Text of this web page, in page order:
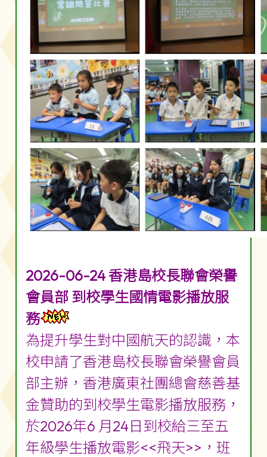
2026-06-24 香港島校長聯會榮譽
會員部 到校學生國情電影播放服
務
為提升學生對中國航天的認識，本
校申請了香港島校長聯會榮譽會員
部主辦，香港廣東社團總會慈善基
金贊助的到校學生電影播放服務，
於2026年6 月24日到校給三至五
年級學生播放電影<<飛天>>，班